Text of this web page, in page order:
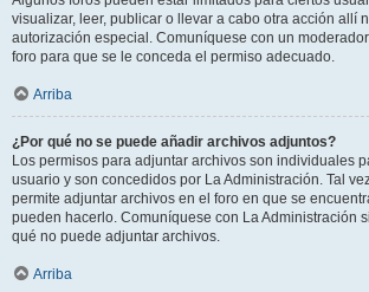
visualizar, leer, publicar o llevar a cabo otra acción allí
autorización especial. Comuníquese con un
foro para que se le conceda el permiso adecuado.
Arriba
¿Por qué no se puede añadir archivos adjuntos?
Los permisos para adjuntar archivos son individuales
usuario y son concedidos por La Administración. Tal
permite adjuntar archivos en el foro en que se
pueden hacerlo. Comuníquese con La Administración
qué no puede adjuntar archivos.
Arriba